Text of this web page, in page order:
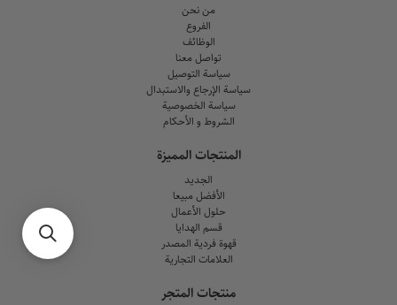
من نحن
الفروع
الوظائف
تواصل معنا
سياسة التوصيل
سياسة الإرجاع والاستبدال
سياسة الخصوصية
الشروط و الأحكام
المنتجات المميزة
الجديد
الأفضل مبيعا
حلول الأعمال
قسم الهدايا
قهوة فردية المصدر
العلامات التجارية
منتجات المتجر